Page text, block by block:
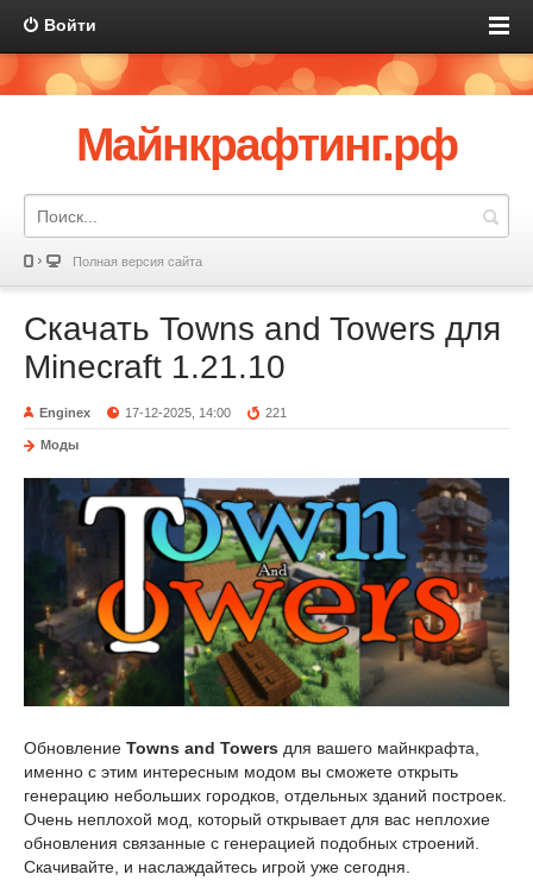
Войти
Майнкрафтинг.рф
Полная версия сайта
Скачать Towns and Towers для
Minecraft 1.21.10
Enginex 17-12-2025, 14:00 221
Моды
Обновление Towns and Towers для вашего майнкрафта,
именно с этим интересным модом вы сможете открыть
генерацию небольших городков, отдельных зданий построек.
Очень неплохой мод, который открывает для вас неплохие
обновления связанные с генерацией подобных строений.
Скачивайте, и наслаждайтесь игрой уже сегодня.